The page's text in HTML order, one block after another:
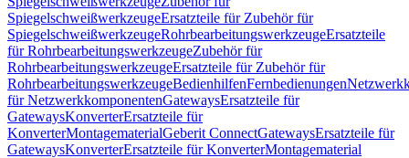
SpiegelschweißwerkzeugeErsatzteile für Zubehör für
SpiegelschweißwerkzeugeRohrbearbeitungswerkzeugeErsatzteile
für RohrbearbeitungswerkzeugeZubehör für
RohrbearbeitungswerkzeugeErsatzteile für Zubehör für
RohrbearbeitungswerkzeugeBedienhilfenFernbedienungen
für NetzwerkkomponentenGatewaysErsatzteile für
GatewaysKonverterErsatzteile für
KonverterMontagematerialGeberit ConnectGatewaysErsatzteile für
GatewaysKonverterErsatzteile für KonverterMontagematerial